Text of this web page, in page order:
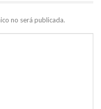
no será publicada.